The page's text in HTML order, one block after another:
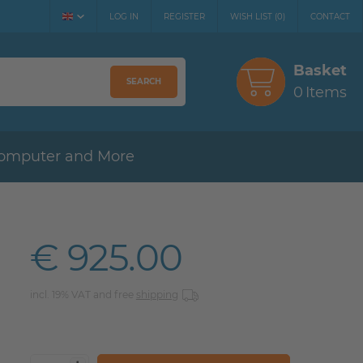
LOG IN REGISTER WISH LIST (0) CONTACT
SEARCH
Basket
0 Items
and More
€ 925.00
incl. 19% VAT and free shipping